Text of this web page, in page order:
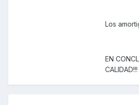
Los
EN